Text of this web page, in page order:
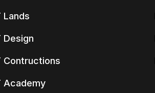
Lands
Design
Contructions
Academy